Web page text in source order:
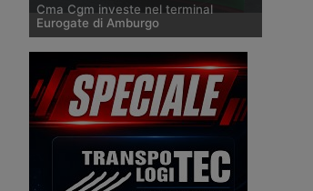
Cma Cgm investe nel terminal
Eurogate di Amburgo
Cma Cgm rafforza la presenza nei porti
europei con l’acquisizione del 20% di
Eurogate Container Terminal Hamburg,
struttura da quattro milioni di teu
destinata ad arrivare a sei milioni con il
progetto di ampliamento della parte
occidentale.